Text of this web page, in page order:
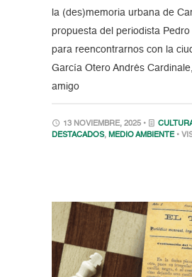
la (des)memoria urbana de
propuesta del periodista
para reencontrarnos con la
García Otero Andrés
amigo
13 NOVIEMBRE, 2025 •
DESTACADOS, MEDIO AMBIENTE •